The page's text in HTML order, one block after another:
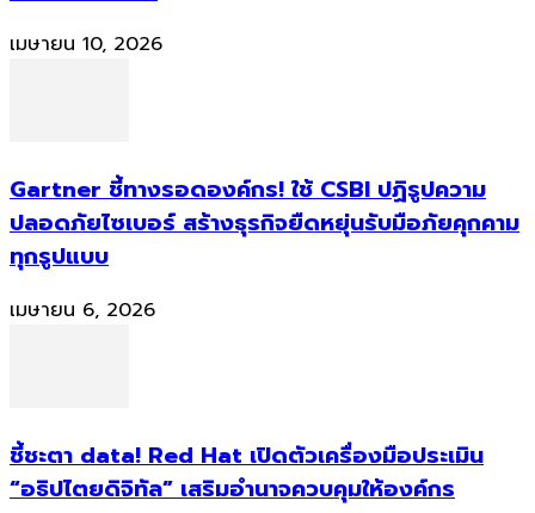
เมษายน 10, 2026
Gartner ชี้ทางรอดองค์กร! ใช้ CSBI ปฏิรูปความ
ปลอดภัยไซเบอร์ สร้างธุรกิจยืดหยุ่นรับมือภัยคุกคาม
ทุกรูปแบบ
เมษายน 6, 2026
ชี้ชะตา data! Red Hat เปิดตัวเครื่องมือประเมิน
“อธิปไตยดิจิทัล” เสริมอำนาจควบคุมให้องค์กร